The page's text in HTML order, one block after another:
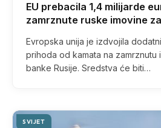
EU prebacila 1,4 milijarde
zamrznute ruske imovine
Evropska unija je izdvojila
prihoda od kamata na zamrznutu
banke Rusije. Sredstva će biti…
SVIJET